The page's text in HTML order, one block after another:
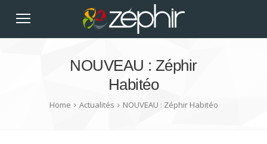
NOUVEAU : Zéphir
Habitéo
Home Actualités NOUVEAU : Zéphir Habitéo